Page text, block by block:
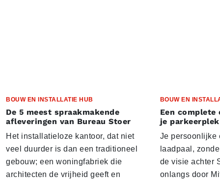
BOUW EN INSTALLATIE HUB
De 5 meest spraakmakende
afleveringen van Bureau Stoer
Het installatieloze kantoor, dat niet
veel duurder is dan een traditioneel
gebouw; een woningfabriek die
architecten de vrijheid geeft en
BOUW EN
Een complete
je parkeerplek
Je persoonlijke
laadpaal,
de visie achter
onlangs door